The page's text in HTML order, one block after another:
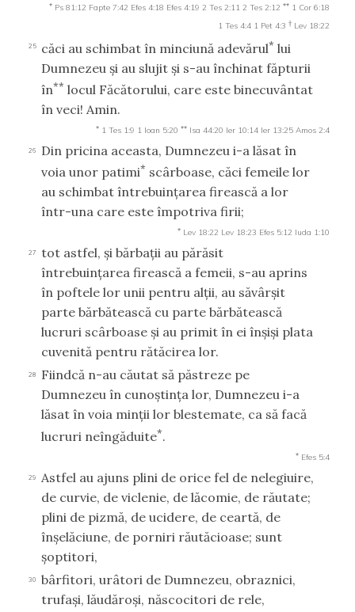
* Ps 81:12 Fapte 7:42 Efes 4:18 Efes 4:19 2 Tes 2:11 2 Tes 2:12 ** 1 Cor 6:18
1 Tes 4:4 1 Pet 4:3 † Lev 18:22
25 căci au schimbat în minciună adevărul* lui
Dumnezeu şi au slujit şi s-au închinat făpturii
în** locul Făcătorului, care este binecuvântat
în veci! Amin.
* 1 Tes 1:9 1 Ioan 5:20 ** Isa 44:20 Ier 10:14 Ier 13:25 Amos 2:4
26
Din pricina aceasta, Dumnezeu i-a lăsat în
voia unor patimi* scârboase, căci femeile lor
au schimbat întrebuinţarea firească a lor
într-una care este împotriva firii;
* Lev 18:22 Lev 18:23 Efes 5:12 Iuda 1:10
27
tot astfel, şi bărbaţii au părăsit
întrebuinţarea firească a femeii, s-au aprins
în poftele lor unii pentru alţii, au săvârşit
parte bărbătească cu parte bărbătească
lucruri scârboase şi au primit în ei înşişi plata
cuvenită pentru rătăcirea lor.
28
Fiindcă n-au căutat să păstreze pe
Dumnezeu în cunoştinţa lor, Dumnezeu i-a
lăsat în voia minţii lor blestemate, ca să facă
lucruri neîngăduite*.
* Efes 5:4
29
Astfel au ajuns plini de orice fel de nelegiuire,
de curvie, de viclenie, de lăcomie, de răutate;
plini de pizmă, de ucidere, de ceartă, de
înşelăciune, de porniri răutăcioase; sunt
şoptitori,
30
bârfitori, urâtori de Dumnezeu, obraznici,
trufaşi, lăudăroşi, născocitori de rele,